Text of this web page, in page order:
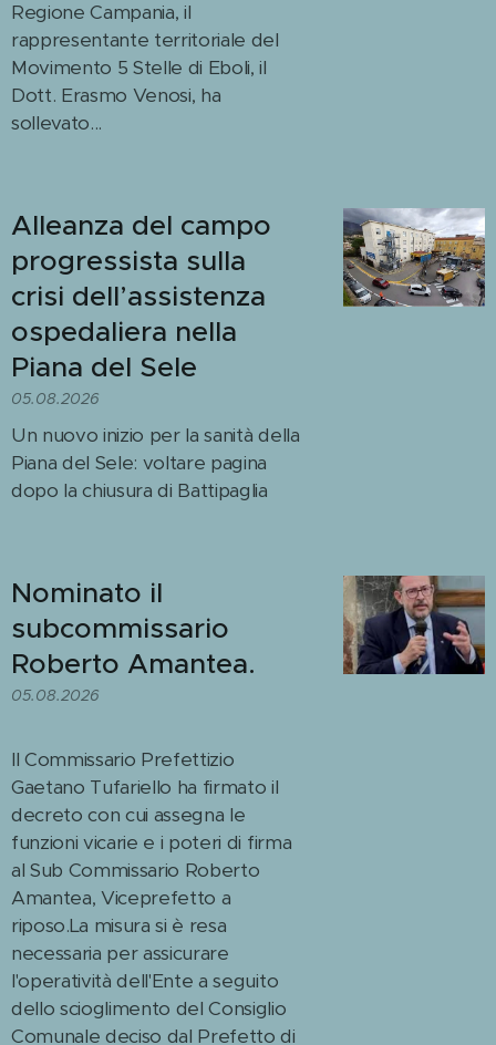
Regione Campania, il
rappresentante territoriale del
Movimento 5 Stelle di Eboli, il
Dott. Erasmo Venosi, ha
sollevato...
Alleanza del campo
progressista sulla
crisi dell’assistenza
ospedaliera nella
Piana del Sele
05.08.2026
Un nuovo inizio per la sanità della
Piana del Sele: voltare pagina
dopo la chiusura di Battipaglia
Nominato il
subcommissario
Roberto Amantea.
05.08.2026
Il Commissario Prefettizio
Gaetano Tufariello ha firmato il
decreto con cui assegna le
funzioni vicarie e i poteri di firma
al Sub Commissario Roberto
Amantea, Viceprefetto a
riposo.La misura si è resa
necessaria per assicurare
l'operatività dell'Ente a seguito
dello scioglimento del Consiglio
Comunale deciso dal Prefetto di